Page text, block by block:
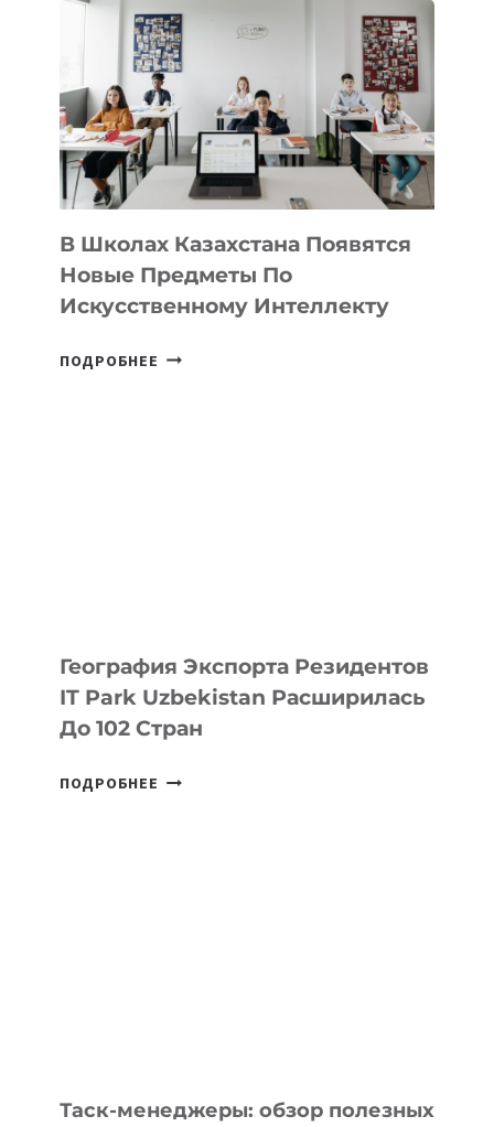
DEAL
VELOCITY
BY
MOST
—
МЕЖДУНАРОДНУЮ
ПРОГРАММУ
ДЛЯ
ТЕХНОЛОГИЧЕСКИХ
В Школах Казахстана Появятся
Новые Предметы По
Искусственному Интеллекту
ПОДРОБНЕЕ В
География Экспорта Резидентов
IT Park Uzbekistan Расширилась
До 102 Стран
ПОДРОБНЕЕ ГЕОГРАФИЯ
Таск-менеджеры: обзор полезных